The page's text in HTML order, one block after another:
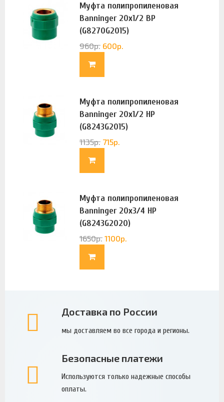
Муфта полипропиленовая
Banninger 20х1/2 ВР
(G8270G2015)
960р. 600р.
Муфта полипропиленовая
Banninger 20х1/2 НР
(G8243G2015)
1135р. 715р.
Муфта полипропиленовая
Banninger 20х3/4 НР
(G8243G2020)
1650р. 1100р.
Доставка по России
мы доставляем во все города и регионы.
Безопасные платежи
Используются только надежные способы
оплаты.